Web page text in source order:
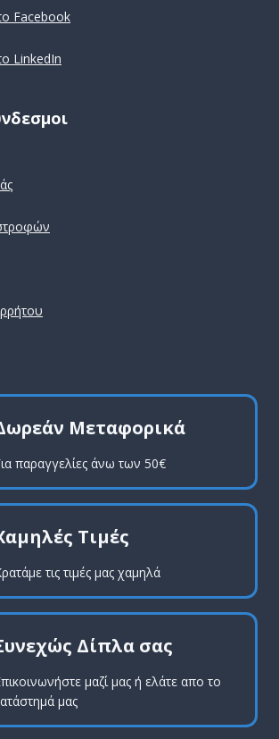
Facebook
LinkedIn
Μεταφορικά
παραγγελίες άνω των 50€
Τιμές
τις τιμές μας χαμηλά
Δίπλα σας
μαζί μας ή ελάτε απο το
μας